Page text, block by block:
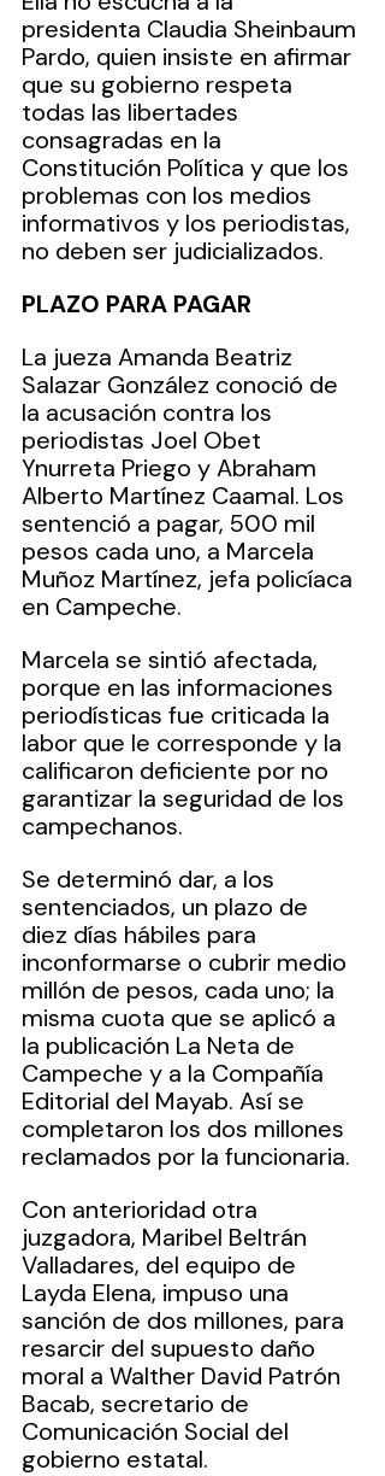
presidenta Claudia Sheinbaum
Pardo, quien insiste en afirmar
que su gobierno respeta
todas las libertades
consagradas en la
Constitución Política y que los
problemas con los medios
informativos y los periodistas,
no deben ser judicializados.
PLAZO PARA PAGAR
La jueza Amanda Beatriz
Salazar González conoció de
la acusación contra los
periodistas Joel Obet
Ynurreta Priego y Abraham
Alberto Martínez Caamal. Los
sentenció a pagar, 500 mil
pesos cada uno, a Marcela
Muñoz Martínez, jefa policíaca
en Campeche.
Marcela se sintió afectada,
porque en las informaciones
periodísticas fue criticada la
labor que le corresponde y la
calificaron deficiente por no
garantizar la seguridad de los
campechanos.
Se determinó dar, a los
sentenciados, un plazo de
diez días hábiles para
inconformarse o cubrir medio
millón de pesos, cada uno; la
misma cuota que se aplicó a
la publicación La Neta de
Campeche y a la Compañía
Editorial del Mayab. Así se
completaron los dos millones
reclamados por la funcionaria.
Con anterioridad otra
juzgadora, Maribel Beltrán
Valladares, del equipo de
Layda Elena, impuso una
sanción de dos millones, para
resarcir del supuesto daño
moral a Walther David Patrón
Bacab, secretario de
Comunicación Social del
gobierno estatal.